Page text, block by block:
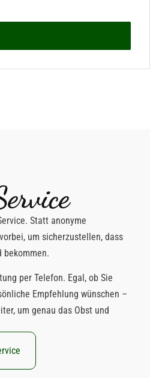
Statt anonyme
um sicherzustellen, dass
bekommen.
per Telefon. Egal, ob Sie
Empfehlung wünschen –
um genau das Obst und